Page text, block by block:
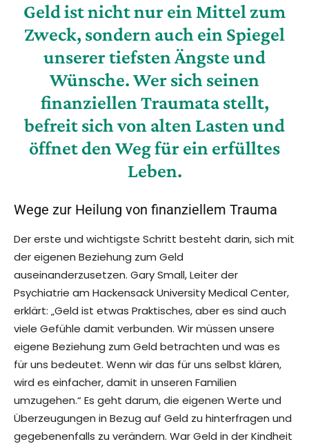
Geld ist nicht nur ein Mittel zum
Zweck, sondern auch ein Spiegel
unserer tiefsten Ängste und
Wünsche. Wer sich seinen
finanziellen Traumata stellt,
befreit sich von alten Lasten und
öffnet den Weg für ein erfülltes
Leben.
Wege zur Heilung von finanziellem Trauma
Der erste und wichtigste Schritt besteht darin, sich mit
der eigenen Beziehung zum Geld
auseinanderzusetzen. Gary Small, Leiter der
Psychiatrie am Hackensack University Medical Center,
erklärt: „Geld ist etwas Praktisches, aber es sind auch
viele Gefühle damit verbunden. Wir müssen unsere
eigene Beziehung zum Geld betrachten und was es
für uns bedeutet. Wenn wir das für uns selbst klären,
wird es einfacher, damit in unseren Familien
umzugehen.“ Es geht darum, die eigenen Werte und
Überzeugungen in Bezug auf Geld zu hinterfragen und
gegebenenfalls zu verändern. War Geld in der Kindheit